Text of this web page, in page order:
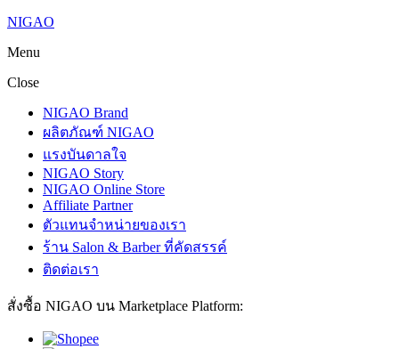
NIGAO
Menu
Close
NIGAO Brand
ผลิตภัณฑ์ NIGAO
แรงบันดาลใจ
NIGAO Story
NIGAO Online Store
Affiliate Partner
ตัวแทนจำหน่ายของเรา
ร้าน Salon & Barber ที่คัดสรรค์
ติดต่อเรา
สั่งซื้อ NIGAO บน Marketplace Platform: